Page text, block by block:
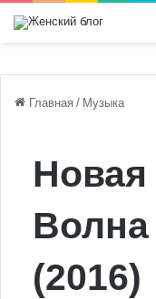
Главная / Музыка
Новая
Волна
(2016)